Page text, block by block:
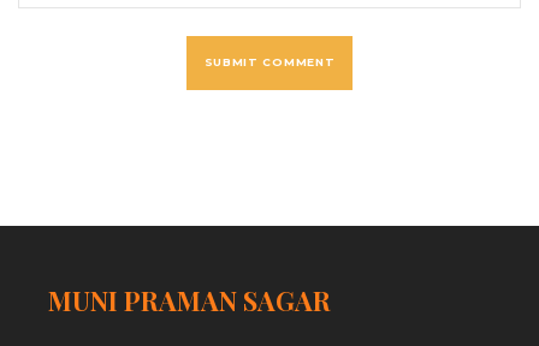
MUNI PRAMAN SAGAR